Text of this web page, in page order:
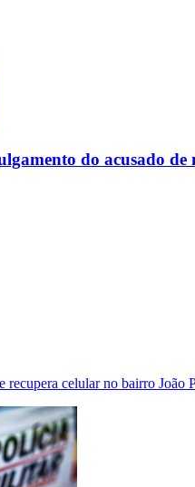
do acusado
celular no bairro João